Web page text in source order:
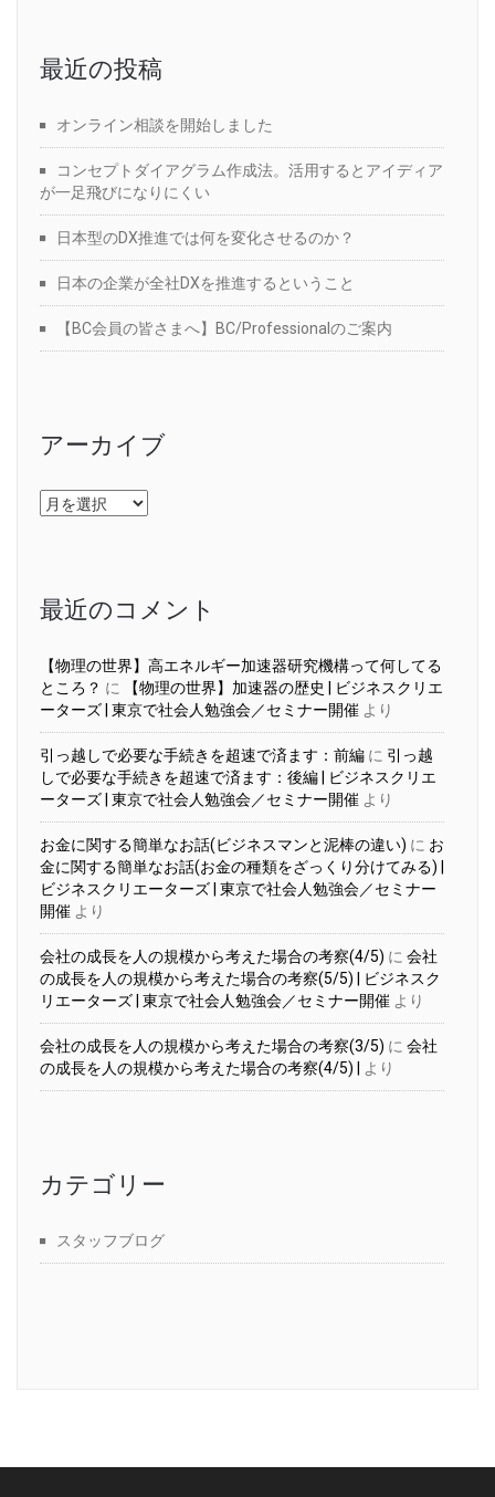
最近の投稿
オンライン相談を開始しました
コンセプトダイアグラム作成法。活用するとアイディア
が一足飛びになりにくい
日本型のDX推進では何を変化させるのか？
日本の企業が全社DXを推進するということ
【BC会員の皆さまへ】BC/Professionalのご案内
アーカイブ
ア
ー
最近のコメント
【物理の世界】高エネルギー加速器研究機構って何してる
ところ？ に
【物理の世界】加速器の歴史 | ビジネスクリエ
ーターズ | 東京で社会人勉強会／セミナー開催 より
引っ越しで必要な手続きを超速で済ます：前編 に 引っ越
しで必要な手続きを超速で済ます：後編 | ビジネスクリエ
ーターズ | 東京で社会人勉強会／セミナー開催 より
お金に関する簡単なお話(ビジネスマンと泥棒の違い) に お
金に関する簡単なお話(お金の種類をざっくり分けてみる) |
ビジネスクリエーターズ | 東京で社会人勉強会／セミナー
開催 より
会社の成長を人の規模から考えた場合の考察(4/5) に 会社
の成長を人の規模から考えた場合の考察(5/5) | ビジネスク
リエーターズ | 東京で社会人勉強会／セミナー開催 より
会社の成長を人の規模から考えた場合の考察(3/5) に 会社
の成長を人の規模から考えた場合の考察(4/5) |
より
カテゴリー
スタッフブログ